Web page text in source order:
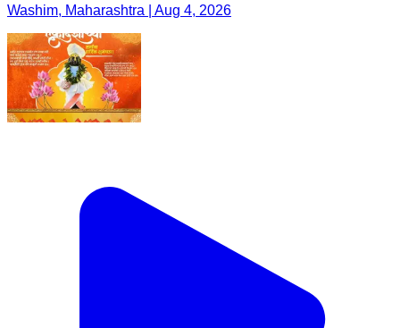
Washim, Maharashtra | Aug 4, 2026